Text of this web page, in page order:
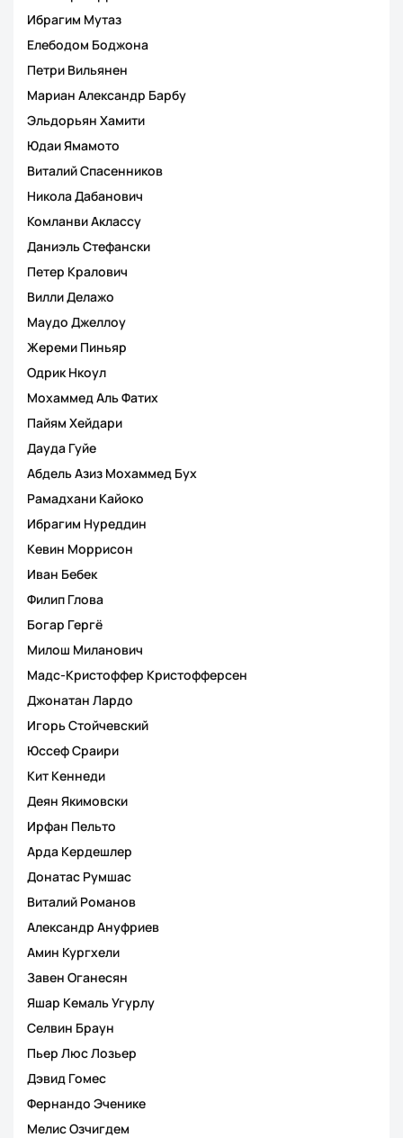
Ибрагим Мутаз
Елебодом Боджона
Петри Вильянен
Мариан Александр Барбу
Эльдорьян Хамити
Юдаи Ямамото
Виталий Спасенников
Никола Дабанович
Комланви Аклассу
Даниэль Стефански
Петер Кралович
Вилли Делажо
Маудо Джеллоу
Жереми Пиньяр
Одрик Нкоул
Мохаммед Аль Фатих
Пайям Хейдари
Дауда Гуйе
Абдель Азиз Мохаммед Бух
Рамадхани Кайоко
Ибрагим Нуреддин
Кевин Моррисон
Иван Бебек
Филип Глова
Богар Гергё
Милош Миланович
Мадс-Кристоффер Кристофферсен
Джонатан Лардо
Игорь Стойчевский
Юссеф Сраири
Кит Кеннеди
Деян Якимовски
Ирфан Пельто
Арда Кердешлер
Донатас Румшас
Виталий Романов
Александр Ануфриев
Амин Кургхели
Завен Оганесян
Яшар Кемаль Угурлу
Селвин Браун
Пьер Люс Лозьер
Дэвид Гомес
Фернандо Эченике
Мелис Озчигдем